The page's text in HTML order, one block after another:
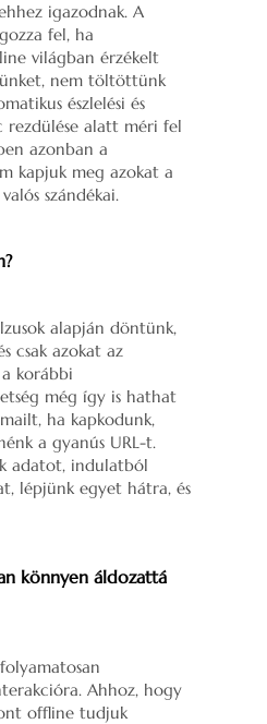
igazodnak. A
fel, ha
világban érzékelt
nem töltöttünk
észlelési és
rezdülése alatt méri fel
azonban a
kapjuk meg azokat a
szándékai.
alapján döntünk,
csak azokat az
korábbi
még így is hathat
ha kapkodunk,
a gyanús URL-t.
adatot, indulatból
lépjünk egyet hátra, és
könnyen áldozattá
Ahhoz, hogy
offline tudjuk